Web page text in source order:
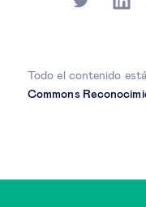
Todo el contenido
Commons